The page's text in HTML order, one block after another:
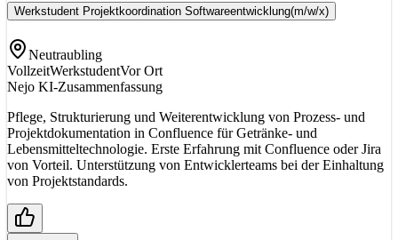
Werkstudent Projektkoordination Softwareentwicklung(m/w/x)
Neutraubling
VollzeitWerkstudentVor Ort
Nejo KI-Zusammenfassung
Pflege, Strukturierung und Weiterentwicklung von Prozess- und
Projektdokumentation in Confluence für Getränke- und
Lebensmitteltechnologie. Erste Erfahrung mit Confluence oder Jira
von Vorteil. Unterstützung von Entwicklerteams bei der Einhaltung
von Projektstandards.